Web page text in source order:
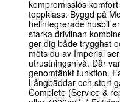
Duschuttag i
Hydraliska stödben
Premium sound
Solpanel och
Gasolspis och
Klädsel: Hollywood
Skinnklädsel
kompromisslös
toppklass. Byggd på
helintegrerade husbil
starka drivlinan
ger dig både trygghet
möts du av Imperial
utrustningsnivå. Där
genomtänkt funktion.
Långbäddar och stort
Complete (Service &